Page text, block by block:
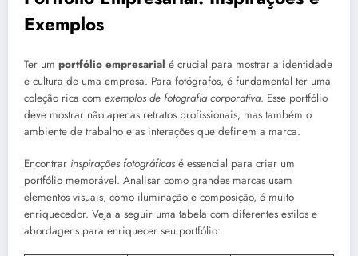
Exemplos
Ter um portfólio empresarial é crucial para mostrar a identidade
e cultura de uma empresa. Para fotógrafos, é fundamental ter uma
coleção rica com exemplos de fotografia corporativa. Esse portfólio
deve mostrar não apenas retratos profissionais, mas também o
ambiente de trabalho e as interações que definem a marca.
Encontrar inspirações fotográficas é essencial para criar um
portfólio memorável. Analisar como grandes marcas usam
elementos visuais, como iluminação e composição, é muito
enriquecedor. Veja a seguir uma tabela com diferentes estilos e
abordagens para enriquecer seu portfólio: